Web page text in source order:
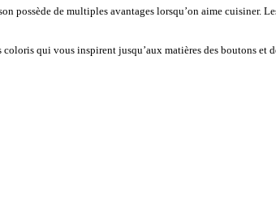
possède de multiples avantages lorsqu’on aime cuisiner.
qui vous inspirent jusqu’aux matières des boutons et